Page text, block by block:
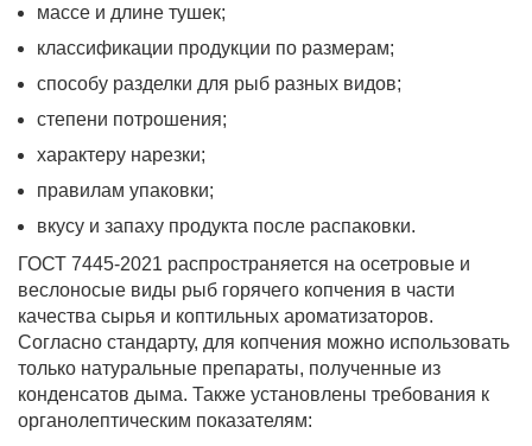
массе и длине тушек;
классификации продукции по размерам;
способу разделки для рыб разных видов;
степени потрошения;
характеру нарезки;
правилам упаковки;
вкусу и запаху продукта после распаковки.
ГОСТ 7445-2021 распространяется на осетровые и
веслоносые виды рыб горячего копчения в части
качества сырья и коптильных ароматизаторов.
Согласно стандарту, для копчения можно использовать
только натуральные препараты, полученные из
конденсатов дыма. Также установлены требования к
органолептическим показателям: